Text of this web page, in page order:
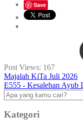
Save
Post Views: 167
Majalah KiTa Juli 2026
E555 - Kesalehan Ayub
Kategori